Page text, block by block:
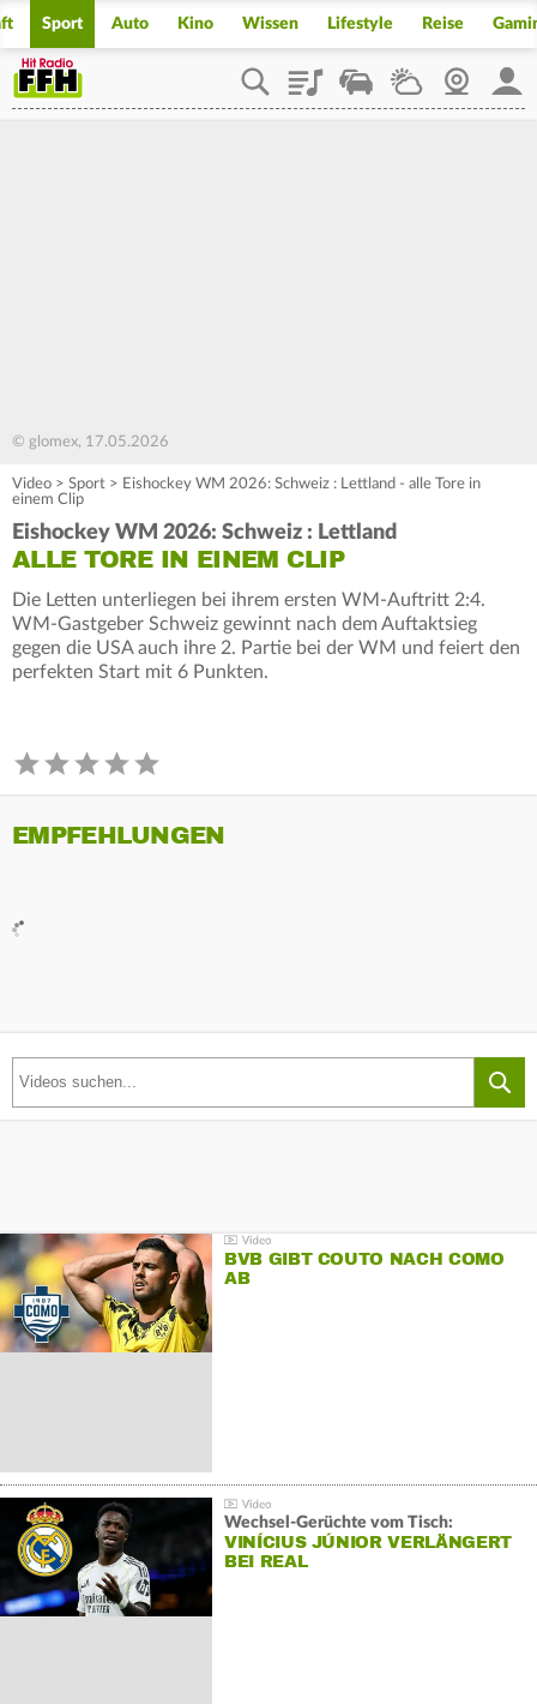
Sport Auto Kino Wissen Lifestyle Reise
PlaylistStaupilotWetterWebcam
© glomex, 17.05.2026
Video > Sport > Eishockey WM 2026: Schweiz : Lettland - alle Tore in
einem Clip
Eishockey WM 2026: Schweiz : Lettland
ALLE TORE IN EINEM CLIP
Die Letten unterliegen bei ihrem ersten WM-Auftritt 2:4.
WM-Gastgeber Schweiz gewinnt nach dem Auftaktsieg
gegen die USA auch ihre 2. Partie bei der WM und feiert den
perfekten Start mit 6 Punkten.
EMPFEHLUNGEN
BVB GIBT COUTO NACH COMO
AB
Wechsel-Gerüchte vom Tisch:
VINÍCIUS JÚNIOR VERLÄNGERT
BEI REAL